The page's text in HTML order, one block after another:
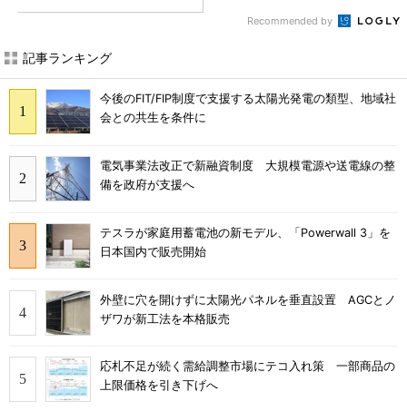
Recommended by
記事ランキング
今後のFIT/FIP制度で支援する太陽光発電の類型、地域社
会との共生を条件に
電気事業法改正で新融資制度 大規模電源や送電線の整
備を政府が支援へ
テスラが家庭用蓄電池の新モデル、「Powerwall 3」を
日本国内で販売開始
外壁に穴を開けずに太陽光パネルを垂直設置 AGCとノ
ザワが新工法を本格販売
応札不足が続く需給調整市場にテコ入れ策 一部商品の
上限価格を引き下げへ